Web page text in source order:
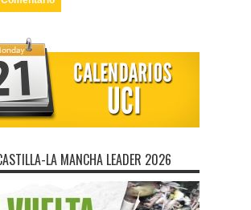
LA MANCHA LEADER 2026